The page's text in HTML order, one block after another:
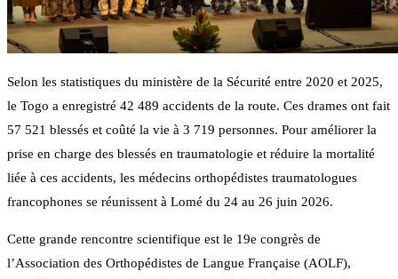
Selon les statistiques du ministère de la Sécurité entre 2020 et 2025,
le Togo a enregistré 42 489 accidents de la route. Ces drames ont fait
57 521 blessés et coûté la vie à 3 719 personnes. Pour améliorer la
prise en charge des blessés en traumatologie et réduire la mortalité
liée à ces accidents, les médecins orthopédistes traumatologues
francophones se réunissent à Lomé du 24 au 26 juin 2026.
Cette grande rencontre scientifique est le 19e congrès de
l’Association des Orthopédistes de Langue Française (AOLF),